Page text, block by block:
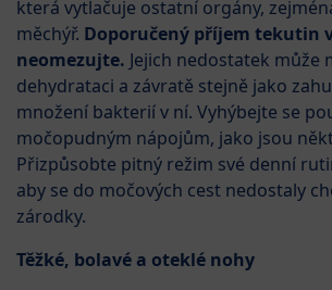
která vytlačuje ostatní orgány,
měchýř. Doporučený příjem tekutin
neomezujte. Jejich nedostatek může
dehydrataci a závratě stejně jako
množení bakterií v ní. Vyhýbejte se
močopudným nápojům, jako jsou
Přizpůsobte pitný režim své denní
aby se do močových cest nedostaly
zárodky.
Těžké, bolavé a oteklé nohy